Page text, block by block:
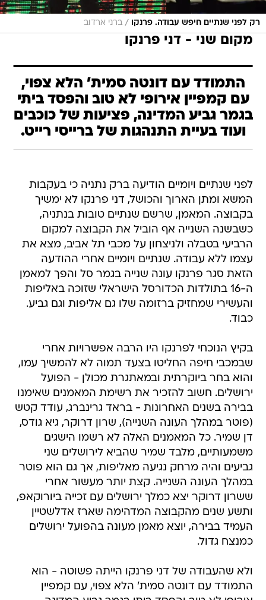
רק לפני שנתיים חיפש עבודה. פרנקו / ברני ארדוב
מקום שני - דני פרנקו
התמודד עם דונטה סמית' הלא צפוי,
עם קמפיין אירופי לא טוב והפסד ביתי
בגמר גביע המדינה, פציעות של כוכבים
ועוד בעיית התנהגות של ברייסי רייט.
לפני שנתיים ויומיים הודיעה ברק נתניה כי בעקבות
המשא ומתן הארוך והכושל, דני פרנקו לא ימשיך
בקבוצה. המאמן, שרשם שנתיים טובות בנתניה,
כשבשנה השנייה אף הוביל את הקבוצה למקום
הרביעי בטבלה ולניצחון על מכבי תל אביב, מצא את
עצמו ללא עבודה. שנתיים ויומיים אחרי ההודעה
הזאת סגר פרנקו עונה שנייה בגמר סל והפך למאמן
ה-16 בתולדות הכדורסל הישראלי שזוכה באליפות
והעשירי שמחזיק ברזומה שלו גם אליפות וגם גביע.
כבוד.
בקיץ הנוכחי לפרנקו היו הרבה אפשרויות אחרי
שבמכבי חיפה החליטו בצעד תמוה לא להמשיך עמו,
והוא בחר ביוקרתית ובמאתגרת מכולן - הפועל
ירושלים. חשוב להזכיר את רשימת המאמנים שאימנו
בבירה בשנים האחרונות - בראד גרינברג, עודד קטש
(פוטר במהלך העונה השנייה), שרון דרוקר, גיא גודס,
דן שמיר. כל המאמנים האלה לא רשמו הישגים
משמעותיים, מלבד שמיר שהביא לירושלים שני
גביעים והיה מרחק נגיעה מאליפות, אך גם הוא פוטר
במהלך העונה השנייה. קצת יותר מעשור אחרי
ששרון דרוקר יצא כמלך ירושלים עם זכייה ביורוקאפ,
ותשע שנים מהקבוצה המדהימה שארז אדלשטיין
העמיד בבירה, יוצא מאמן מעונה בהפועל ירושלים
כמנצח גדול.
ולא שהעבודה של דני פרנקו הייתה פשוטה - הוא
התמודד עם דונטה סמית' הלא צפוי, עם קמפיין